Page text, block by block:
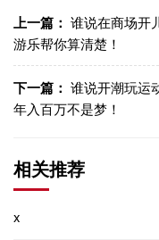
上一篇： 谁说在商场开
游乐帮你算清楚！
下一篇： 谁说开潮玩运
年入百万不是梦！
相关推荐
x